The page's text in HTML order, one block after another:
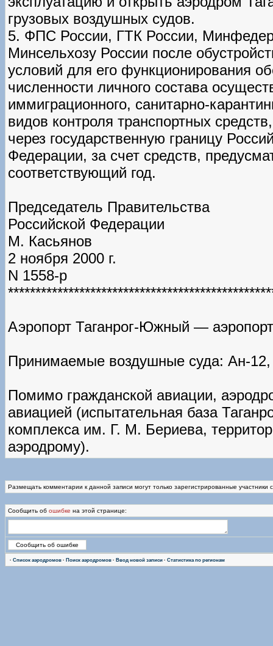
грузовых воздушных судов.
5. ФПС России, ГТК России,
Минсельхозу России после
условий для его функционирования
численности личного состава
иммиграционного, санитарно-
видов контроля транспортных
через государственную границу
Федерации, за счет средств,
соответствующий год.
Председатель Правительства
Российской Федерации
М. Касьянов
2 ноября 2000 г.
N 1558-р
Аэропорт Таганрог-Южный — аэропорт
Принимаемые воздушные суда: Ан-
Помимо гражданской авиации,
авиацией (испытательная база
комплекса им. Г. М. Бериева,
аэродрому).
Размещать комментарии к данной записи могут только зарегистрированные участники
Сообщить об ошибке на этой странице:
· Список аэродромов · Поиск аэродромов · Ввод новой записи · Статистика по регионам